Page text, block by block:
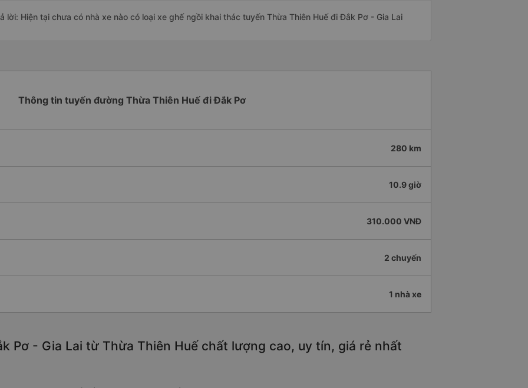
lời: Hiện tại chưa có nhà xe nào có loại xe ghế ngồi khai thác tuyến Thừa Thiên Huế đi Đắk Pơ - Gia Lai
Thông tin tuyến đường Thừa Thiên Huế đi Đắk Pơ
280 km
10.9 giờ
310.000 VNĐ
2 chuyến
1 nhà xe
Pơ - Gia Lai từ Thừa Thiên Huế chất lượng cao, uy tín, giá rẻ nhất